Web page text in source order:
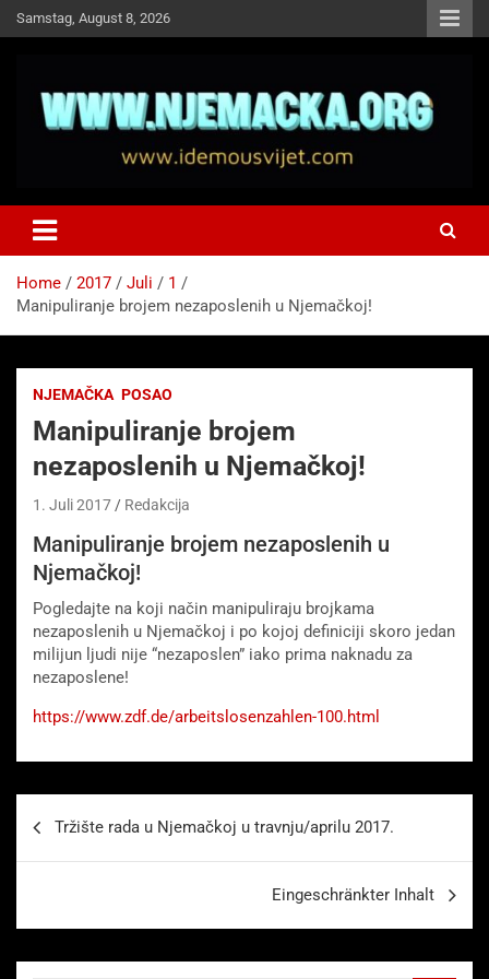
Skip
to
Samstag, August 8, 2026
Idemo u Svijet-Njemacka!
Home 2017 Juli
1
Manipuliranje brojem nezaposlenih u Njemačkoj!
NJEMAČKA POSAO
Manipuliranje brojem
nezaposlenih u Njemačkoj!
1. Juli 2017 Redakcija
Manipuliranje brojem nezaposlenih u
Njemačkoj!
Pogledajte na koji način manipuliraju brojkama
nezaposlenih u Njemačkoj i po kojoj definiciji skoro jedan
milijun ljudi nije “nezaposlen” iako prima naknadu za
nezaposlene!
https://www.zdf.de/arbeitslosenzahlen-100.html
Tržište rada u Njemačkoj u travnju/aprilu 2017.
Eingeschränkter Inhalt